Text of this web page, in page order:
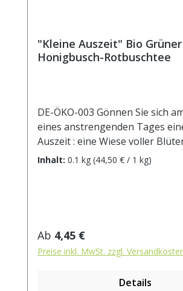
"Kleine Auszeit" Bio Grüner
Honigbusch-Rotbuschtee
DE-ÖKO-003 Gönnen Sie sich
eines anstrengenden Tages
Auszeit : eine Wiese voller
Schatten spendender Busch -
Aroma.Zutaten: grüner
grüner Rotbusch*, Fenchel*,
Kamille*, Färberdisteln, *k.b.A. -
Zubereitung: ca. 10g Tee mit 1 l.
Inhalt: 0.1 kg (44,50 € / 1 kg)
Regulärer Preis:
Ab 4,45 €
Preise inkl. MwSt. zzgl.
Details